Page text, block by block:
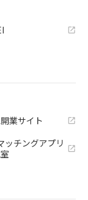
業サイト
ッチングアプリ